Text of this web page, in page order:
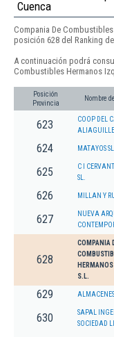
Cuenca
Compania De
posición 628 del Ranking
A continuación podrá
Combustibles Hermanos
Posición
Provincia
Nombre
623
COOP DEL
624 MATAYOS
625
C I
SL.
626 MILLAN Y
627
NUEVA
628
COMPANIA
S.L.
629
630
SAPAL
SOCIEDAD